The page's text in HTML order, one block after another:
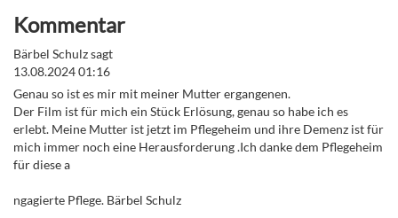
Kommentar
Bärbel Schulz sagt
13.08.2024 01:16
Genau so ist es mir mit meiner Mutter ergangenen.
Der Film ist für mich ein Stück Erlösung, genau so habe ich es
erlebt. Meine Mutter ist jetzt im Pflegeheim und ihre Demenz ist für
mich immer noch eine Herausforderung .Ich danke dem Pflegeheim
für diese a
ngagierte Pflege. Bärbel Schulz